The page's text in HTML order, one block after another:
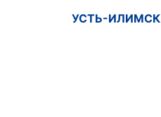
УСТЬ-ИЛИМСК